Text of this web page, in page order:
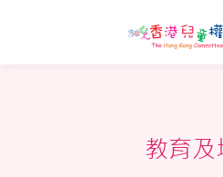
教育及